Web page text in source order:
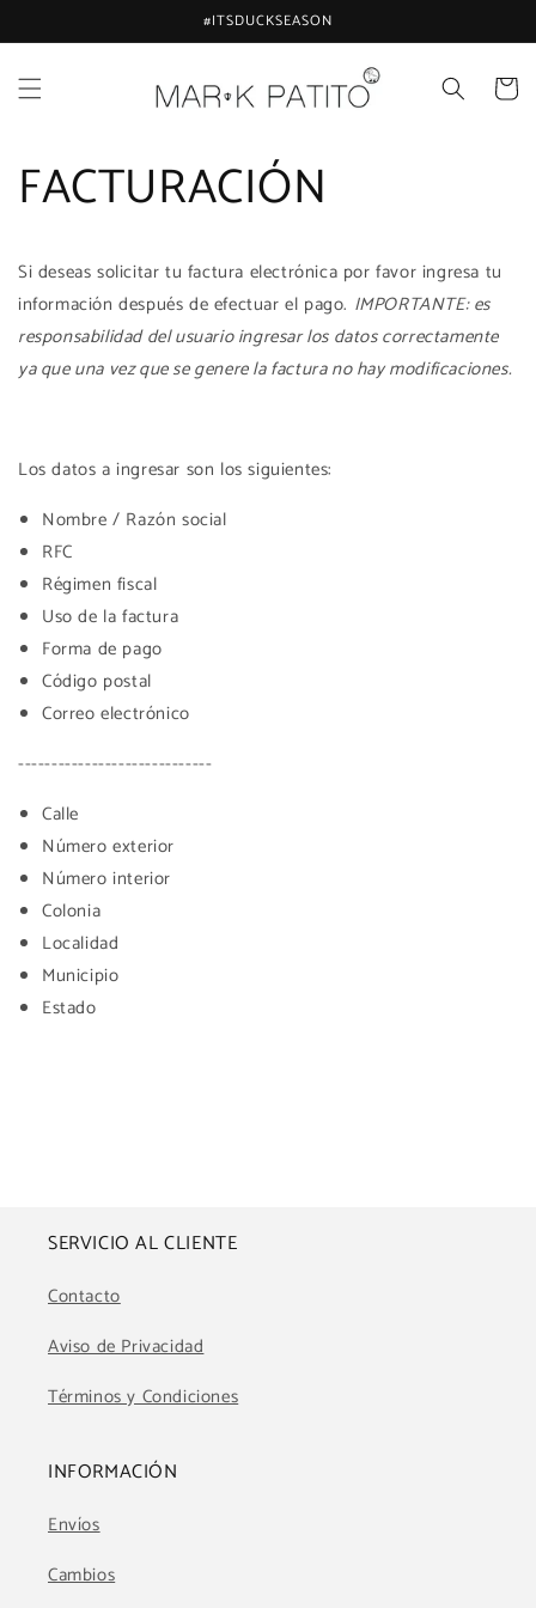
al contenido
#ITSDUCKSEASON
Carrito
FACTURACIÓN
Si deseas solicitar tu factura electrónica por favor ingresa tu
información después de efectuar el pago. IMPORTANTE: es
responsabilidad del usuario ingresar los datos correctamente
ya que una vez que se genere la factura no hay modificaciones.
Los datos a ingresar son los siguientes:
Nombre / Razón social
RFC
Régimen fiscal
Uso de la factura
Forma de pago
Código postal
Correo electrónico
-----------------------------
Calle
Número exterior
Número interior
Colonia
Localidad
Municipio
Estado
SERVICIO AL CLIENTE
Contacto
Aviso de Privacidad
Términos y Condiciones
INFORMACIÓN
Envíos
Cambios